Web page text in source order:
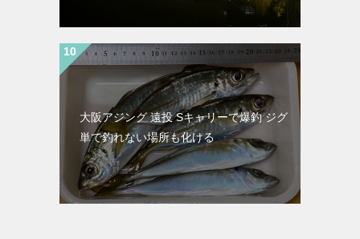
大阪アジング 遠投 Sキャリーで爆釣 ジグ
単で釣れない場所も化ける